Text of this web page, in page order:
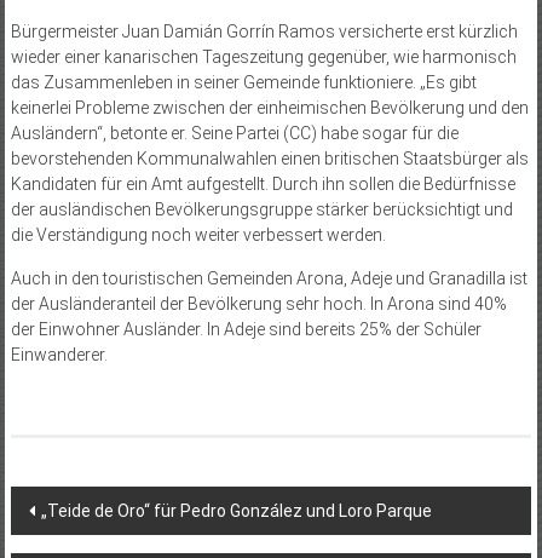
Bürgermeister Juan Damián Gorrín Ramos versicherte erst kürzlich
wieder einer kanarischen Tageszeitung gegenüber, wie harmonisch
das Zusammenleben in seiner Gemeinde funktioniere. „Es gibt
keinerlei Probleme zwischen der einheimischen Bevölkerung und den
Ausländern“, betonte er. Seine Partei (CC) habe sogar für die
bevorstehenden Kommunalwahlen einen britischen Staatsbürger als
Kandidaten für ein Amt aufgestellt. Durch ihn sollen die Bedürfnisse
der ausländischen Bevölkerungsgruppe stärker berücksichtigt und
die Verständigung noch weiter verbessert werden.
Auch in den touristischen Gemeinden Arona, Adeje und Granadilla ist
der Ausländeranteil der Bevölkerung sehr hoch. In Arona sind 40%
der Einwohner Ausländer. In Adeje sind bereits 25% der Schüler
Einwanderer.
Beitragsnavigation
„Teide de Oro“ für Pedro González und Loro Parque